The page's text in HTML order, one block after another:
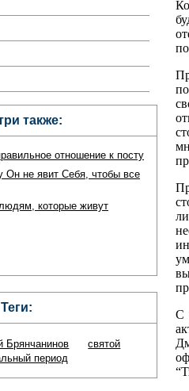
С
также:
отношение к посту
Он не явит Себя, чтобы все
которые живут
Теги:
Брянчанинов
святой
период